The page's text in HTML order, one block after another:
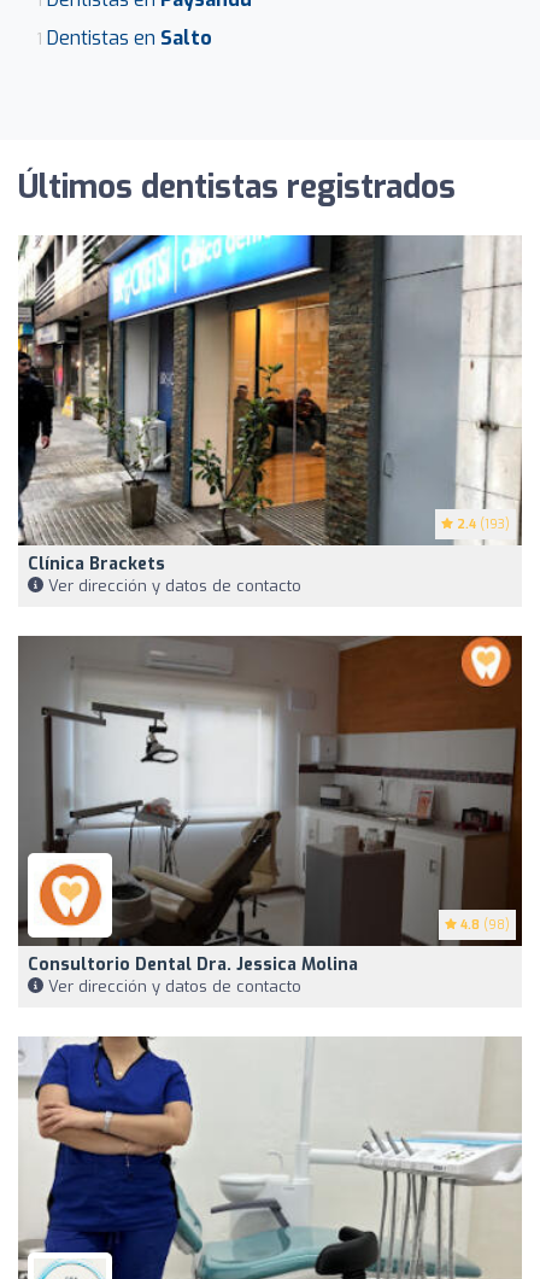
1 Dentistas en Salto
Últimos dentistas registrados
2.4 (193)
Clínica Brackets
Ver dirección y datos de contacto
4.8 (98)
Consultorio Dental Dra. Jessica Molina
Ver dirección y datos de contacto